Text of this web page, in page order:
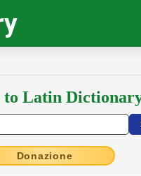
to Latin
Donazione